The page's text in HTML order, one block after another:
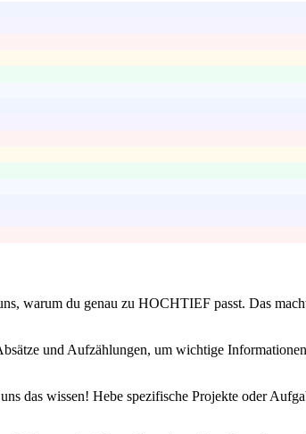
warum du genau zu HOCHTIEF passt. Das
und Aufzählungen, um wichtige
das wissen! Hebe spezifische Projekte oder